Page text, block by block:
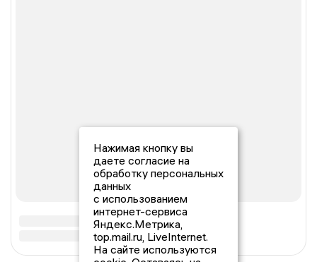
Нажимая кнопку вы
даете согласие на
обработку персональных
данных
с использованием
интернет-сервиса
Яндекс.Метрика,
top.mail.ru, LiveInternet.
На сайте используются